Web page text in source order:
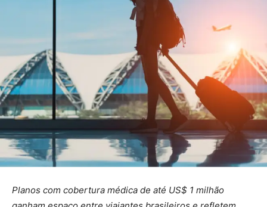
Planos com cobertura médica de até US$ 1 milhão